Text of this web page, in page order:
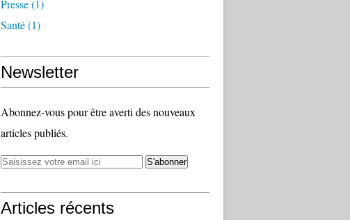
Presse(1)
Santé(1)
Newsletter
Abonnez-vous pour être averti des nouveaux
articles publiés.
Articles récents